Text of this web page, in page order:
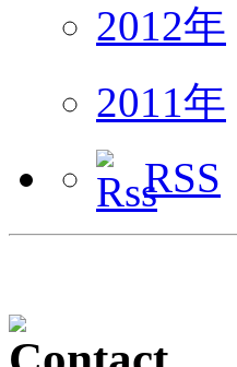
2012年
2011年
RSS